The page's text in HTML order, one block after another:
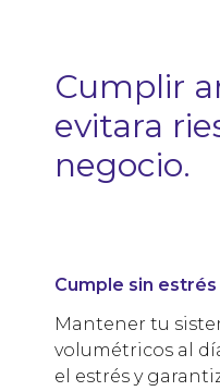
Cumplir
evitara
negocio.
Cumple sin
Mantener tu
volumétricos al
el estrés y